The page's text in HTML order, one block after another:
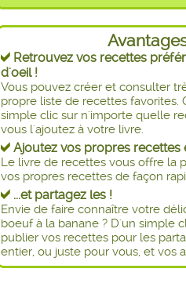
Retrouvez vos recettes
d'oeil !
Vous pouvez créer et consulter
propre liste de recettes favorites.
simple clic sur n'importe quelle
vous l'ajoutez à votre livre.
Ajoutez vos propres recettes
Le livre de recettes vous offre la
vos propres recettes de façon
...et partagez les !
Envie de faire connaître votre
boeuf à la banane ? D'un simple
publier vos recettes pour les
entier, ou juste pour vous, et vos